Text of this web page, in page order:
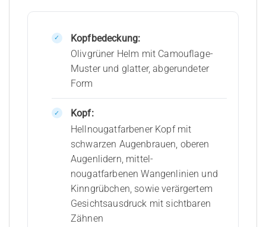
Kopfbedeckung:
Olivgrüner Helm mit Camouflage-
Muster und glatter, abgerundeter
Form
Kopf:
Hellnougatfarbener Kopf mit
schwarzen Augenbrauen, oberen
Augenlidern, mittel-
nougatfarbenen Wangenlinien und
Kinngrübchen, sowie verärgertem
Gesichtsausdruck mit sichtbaren
Zähnen